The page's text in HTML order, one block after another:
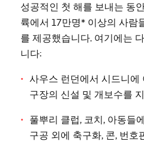
성공적인 첫 해를 보내는 동
륙에서 17만명* 이상의 사람
를 제공했습니다. 여기에는
니다:
사우스 런던에서 시드니에
구장의 신설 및 개보수를
풀뿌리 클럽, 코치, 아동들
구공 외에 축구화, 콘, 번호